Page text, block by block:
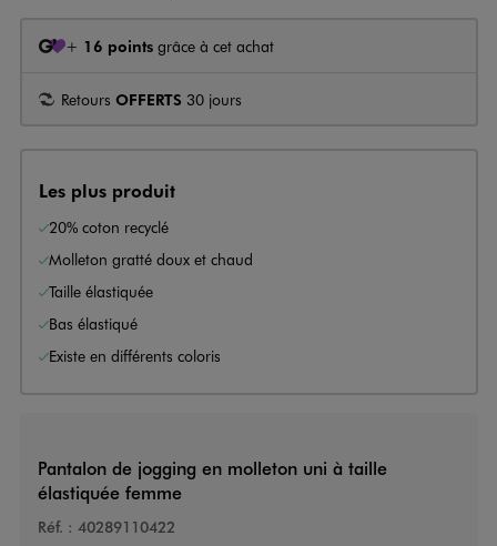
+ 16 points grâce à cet achat
Retours OFFERTS 30 jours
Les plus produit
20% coton recyclé
Molleton gratté doux et chaud
Taille élastiquée
Bas élastiqué
Existe en différents coloris
Pantalon de jogging en molleton uni à taille
élastiquée femme
Réf. : 40289110422